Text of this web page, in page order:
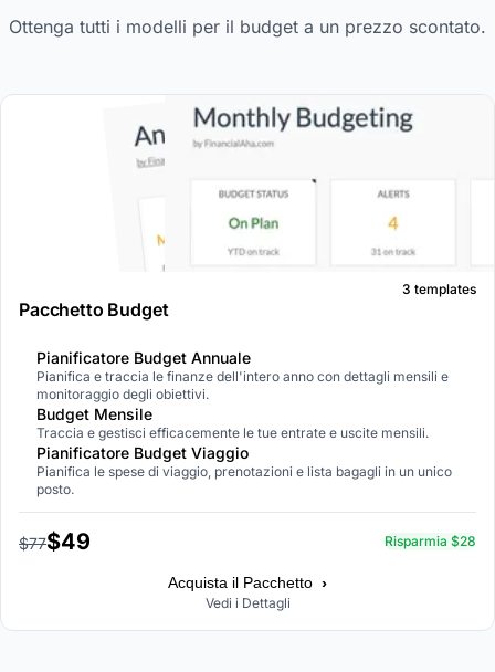
Ottenga tutti i modelli per il budget a un prezzo scontato.
Pacchetto Budget
3 templates
Pianificatore Budget Annuale
Pianifica e traccia le finanze dell'intero anno con dettagli mensili e
monitoraggio degli obiettivi.
Budget Mensile
Traccia e gestisci efficacemente le tue entrate e uscite mensili.
Pianificatore Budget Viaggio
Pianifica le spese di viaggio, prenotazioni e lista bagagli in un unico
posto.
$77$49 Risparmia $28
Acquista il Pacchetto ›
Vedi i Dettagli